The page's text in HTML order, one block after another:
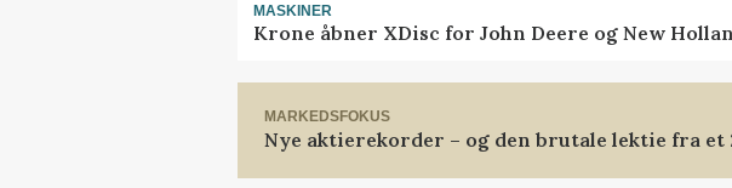
MASKINER
Krone åbner XDisc for John Deere og New
MARKEDSFOKUS
Nye aktierekorder – og den brutale lektie fra